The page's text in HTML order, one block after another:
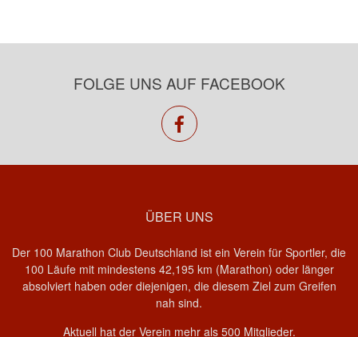
FOLGE UNS AUF FACEBOOK
facebook
ÜBER UNS
Der 100 Marathon Club Deutschland ist ein Verein für Sportler, die
100 Läufe mit mindestens 42,195 km (Marathon) oder länger
absolviert haben oder diejenigen, die diesem Ziel zum Greifen
nah sind.
Aktuell hat der Verein mehr als 500 Mitglieder.